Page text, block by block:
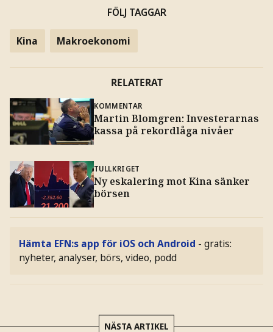
FÖLJ TAGGAR
Kina Makroekonomi
RELATERAT
KOMMENTAR
Martin Blomgren: Investerarnas
kassa på rekordlåga nivåer
TULLKRIGET
Ny eskalering mot Kina sänker
börsen
Hämta EFN:s app för iOS och Android - gratis:
nyheter, analyser, börs, video, podd
NÄSTA ARTIKEL